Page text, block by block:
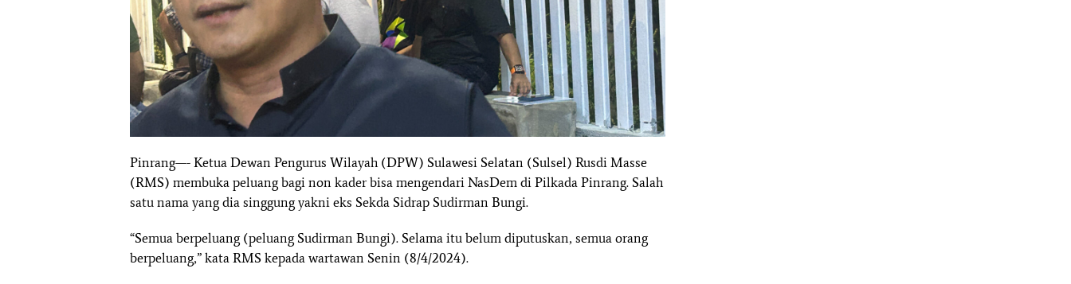
Pinrang—- Ketua Dewan Pengurus Wilayah (DPW) Sulawesi Selatan (Sulsel) Rusdi Masse
(RMS) membuka peluang bagi non kader bisa mengendari NasDem di Pilkada Pinrang. Salah
satu nama yang dia singgung yakni eks Sekda Sidrap Sudirman Bungi.
“Semua berpeluang (peluang Sudirman Bungi). Selama itu belum diputuskan, semua orang
berpeluang,” kata RMS kepada wartawan Senin (8/4/2024).